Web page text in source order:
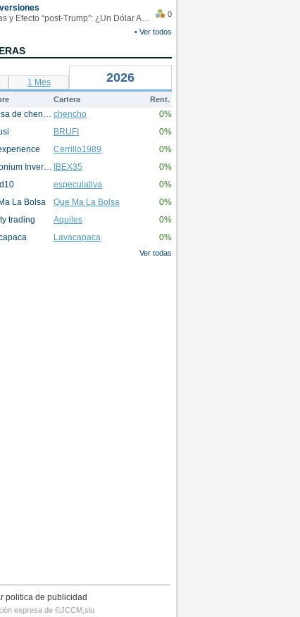
Monedas y Efecto “post-Trump”: ¿Un Dólar Americano operando en rangos?
0
• Ver todos
1 Mes 2026
Cartera Rent.
la bolsa de chencho chencho 0%
BRUFI 0%
Cerrillo1989 0%
Mindonium Inversions IBEX35 0%
especulativa 0%
La Bolsa Que Ma La Bolsa 0%
trading Aquiles 0%
Lavacapaca 0%
Ver todas
politica de publicidad
expresa de ©JCCM,slu